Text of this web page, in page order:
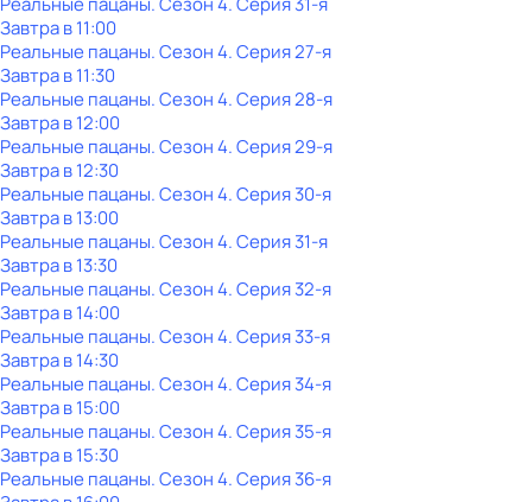
Завтра в 11:00
Реальные пацаны. Сезон 4. Серия 27-я
Завтра в 11:30
Реальные пацаны. Сезон 4. Серия 28-я
Завтра в 12:00
Реальные пацаны. Сезон 4. Серия 29-я
Завтра в 12:30
Реальные пацаны. Сезон 4. Серия 30-я
Завтра в 13:00
Реальные пацаны. Сезон 4. Серия 31-я
Завтра в 13:30
Реальные пацаны. Сезон 4. Серия 32-я
Завтра в 14:00
Реальные пацаны. Сезон 4. Серия 33-я
Завтра в 14:30
Реальные пацаны. Сезон 4. Серия 34-я
Завтра в 15:00
Реальные пацаны. Сезон 4. Серия 35-я
Завтра в 15:30
Реальные пацаны. Сезон 4. Серия 36-я